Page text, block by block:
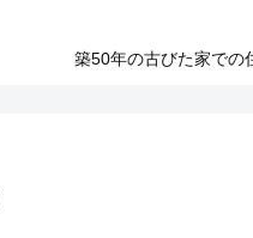
築50年の古びた家での